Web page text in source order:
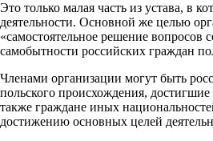
Это только малая часть из устава, в
деятельности. Основной же целью
«самостоятельное решение вопросов
самобытности российских граждан
Членами организации могут быть
польского происхождения, достигшие
также граждане иных
достижению основных целей